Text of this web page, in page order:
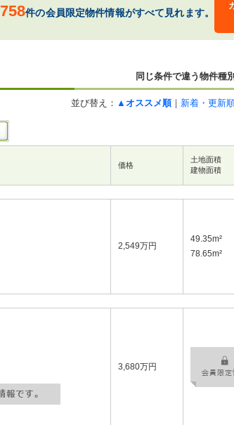
758件の会員限定物件情報がすべて見れます。
同じ条件で違う物件種
並び替え： ▲オススメ順｜ 新着・更新
価格
土地面積
建物面積
2,549万円
49.35m²
78.65m²
3,680万円